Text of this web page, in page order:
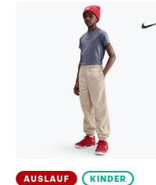
AUSLAUF KINDER